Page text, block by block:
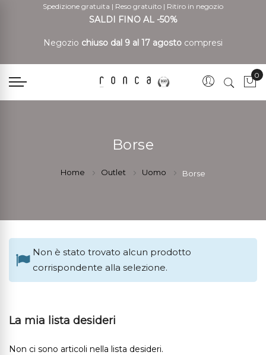
Spedizione gratuita | Reso gratuito | Ritiro in negozio
SALDI FINO AL -50%
Negozio chiuso dal 9 al 17 agosto compresi
0
Borse
Home Outlet Uomo Borse
Non è stato trovato alcun prodotto
corrispondente alla selezione.
La mia lista desideri
Non ci sono articoli nella lista desideri.